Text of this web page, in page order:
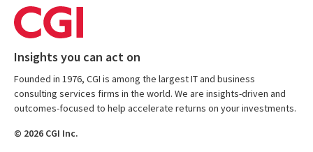
Insights you can act on
Founded in 1976, CGI is among the largest IT and business
consulting services firms in the world. We are insights-driven and
outcomes-focused to help accelerate returns on your investments.
© 2026 CGI Inc.